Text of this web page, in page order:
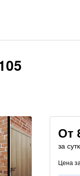
От
за
Цена